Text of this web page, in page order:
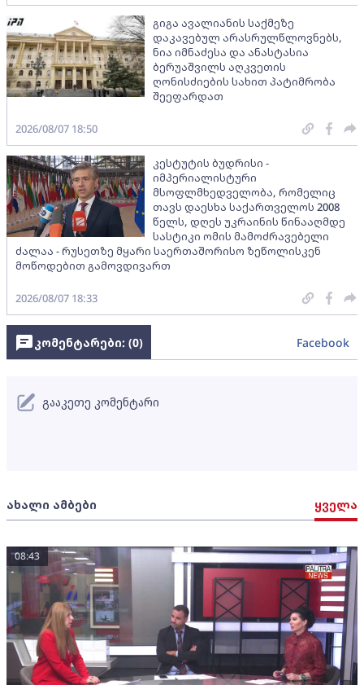
გიგა ავალიანის საქმეზე
დაკავებულ არასრულწლოვნებს,
ნია იმნაძესა და ანასტასია
ბერუაშვილს აღკვეთის
ღონისძიების სახით პატიმრობა
შეეფარდათ
2026/08/07 18:50
კესტუტის ბუდრისი -
იმპერიალისტური
მსოფლმხედველობა, რომელიც
თავს დაესხა საქართველოს 2008
წელს, დღეს უკრაინის წინააღმდე
სასტიკი ომის მამოძრავებელი
ძალაა - რუსეთზე მყარი საერთაშორისო ზეწოლისკენ
მოწოდებით გამოვდივართ
2026/08/07 18:33
ახალი ამბები ყველა
08:43
კომენტარები: (0) Facebook
გააკეთე კომენტარი